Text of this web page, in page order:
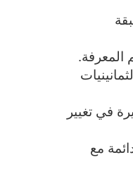
المعرفة.
في تغيير
مع